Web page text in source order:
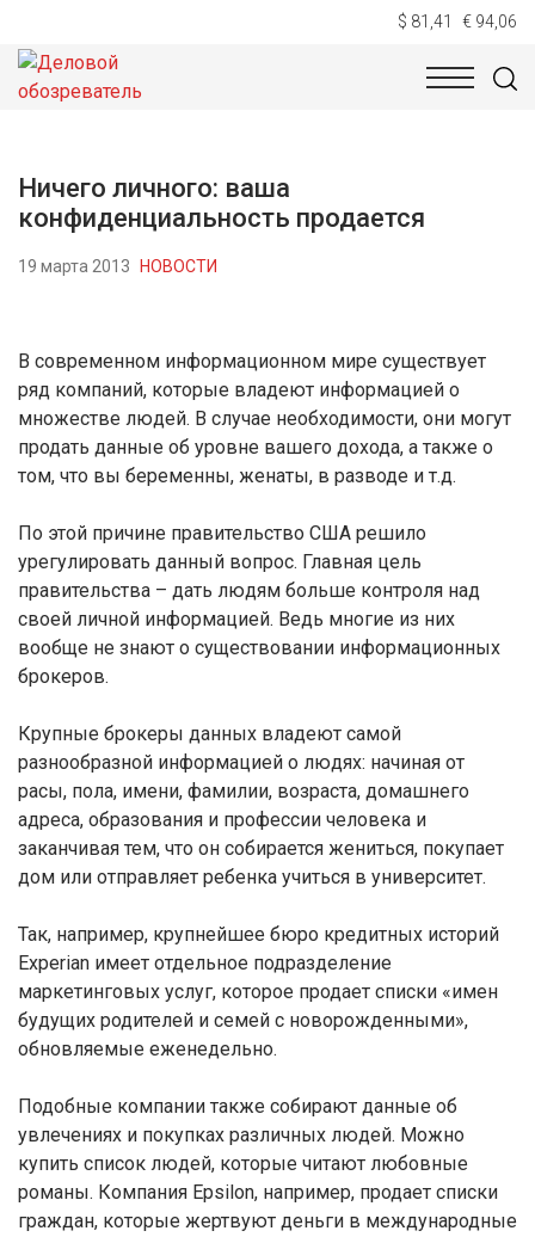
$ 81,41 € 94,06
НОВОСТИ
Ничего личного: ваша
конфиденциальность продается
19 марта 2013 НОВОСТИ
В современном информационном мире существует
ряд компаний, которые владеют информацией о
множестве людей. В случае необходимости, они могут
продать данные об уровне вашего дохода, а также о
том, что вы беременны, женаты, в разводе и т.д.
По этой причине правительство США решило
урегулировать данный вопрос. Главная цель
правительства – дать людям больше контроля над
своей личной информацией. Ведь многие из них
вообще не знают о существовании информационных
брокеров.
Крупные брокеры данных владеют самой
разнообразной информацией о людях: начиная от
расы, пола, имени, фамилии, возраста, домашнего
адреса, образования и профессии человека и
заканчивая тем, что он собирается жениться, покупает
дом или отправляет ребенка учиться в университет.
Так, например, крупнейшее бюро кредитных историй
Experian имеет отдельное подразделение
маркетинговых услуг, которое продает списки «имен
будущих родителей и семей с новорожденными»,
обновляемые еженедельно.
Подобные компании также собирают данные об
увлечениях и покупках различных людей. Можно
купить список людей, которые читают любовные
романы. Компания Epsilon, например, продает списки
граждан, которые жертвуют деньги в международные